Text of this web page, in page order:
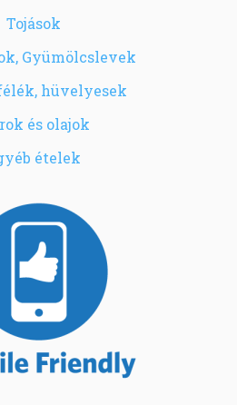
Tojások
Gyümölcslevek
hüvelyesek
és olajok
ételek